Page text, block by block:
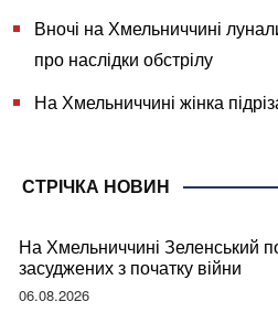
Вночі на Хмельниччині
про наслідки обстрілу
На Хмельниччині жінка
СТРІЧКА НОВИН
На Хмельниччині Зеленський
засуджених з початку війни
06.08.2026